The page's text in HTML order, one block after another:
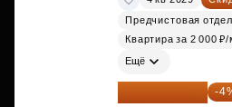
Предчистовая
Квартира за 2 000
Ещё
25 554 778 ₽ -